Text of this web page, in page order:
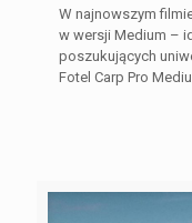
W najnowszym
w wersji Medium –
poszukujących
Fotel Carp Pro